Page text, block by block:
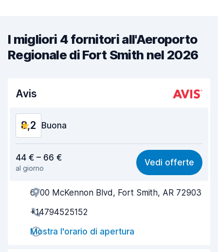
I migliori 4 fornitori all'Aeroporto
Regionale di Fort Smith nel 2026
Avis
8,2 Buona
8,1
Facile da trovare 8,2
Gentilezza degli agenti 8,2
Rapidità del ritiro
Rapidità della riconsegna
44 € – 66 €
al giorno
Vedi offerte
6700 McKennon Blvd, Fort Smith, AR 72903
+14794525152
Mostra l'orario di apertura